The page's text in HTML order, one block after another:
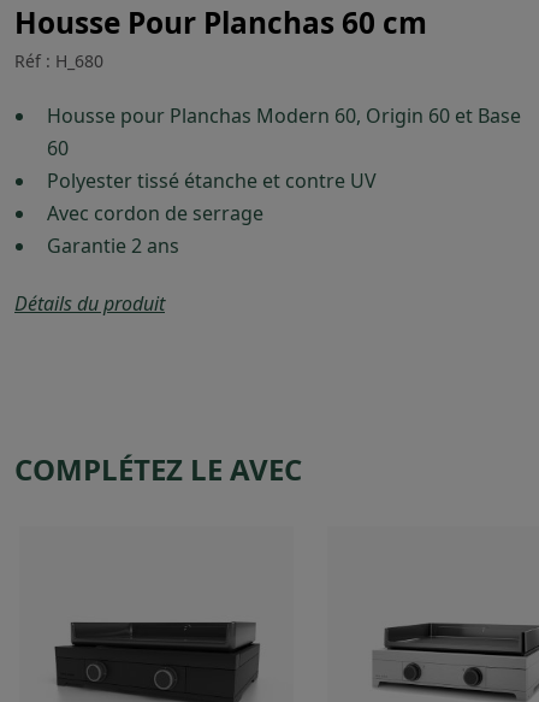
Housse Pour Planchas 60 cm
Réf : H_680
Housse pour Planchas Modern 60, Origin 60 et Base
60
Polyester tissé étanche et contre UV
Avec cordon de serrage
Garantie 2 ans
Détails du produit
COMPLÉTEZ LE AVEC